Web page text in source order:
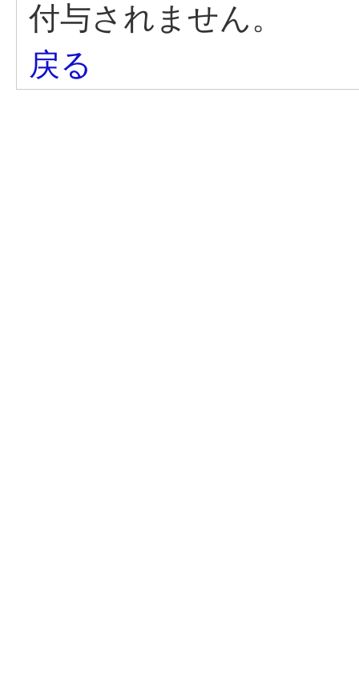
付与されません。
戻る